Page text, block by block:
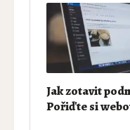
Jak zotavit
Pořiďte si